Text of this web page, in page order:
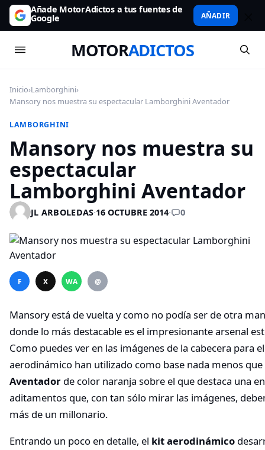
Añade MotorAdictos a tus fuentes de
Google AÑADIR
MOTORADICTOS
Inicio›Lamborghini›
Mansory nos muestra su espectacular Lamborghini Aventador
LAMBORGHINI
Mansory nos muestra su
espectacular
Lamborghini Aventador
JL ARBOLEDAS·16 OCTUBRE 2014· 0
F X WA @
Mansory está de vuelta y como no podía ser de otra
donde lo más destacable es el impresionante arsenal
Como puedes ver en las imágenes de la cabecera para
aerodinámico han utilizado como base nada menos
Aventador de color naranja sobre el que destaca una
aditamentos que, con tan sólo mirar las imágenes,
más de un millonario.
Entrando un poco en detalle, el kit aerodinámico